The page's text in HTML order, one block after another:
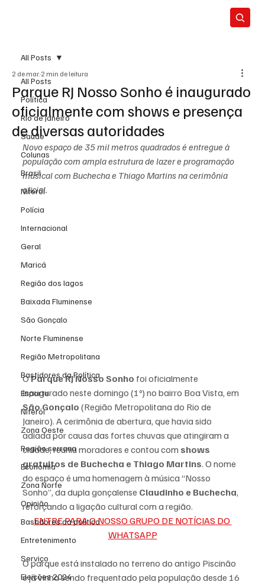
All Posts
Política
Rio de Janeiro
Saúde
Colunas
Brasil
Niterói
Polícia
Internacional
Geral
Maricá
Região dos lagos
Baixada Fluminense
São Gonçalo
Norte Fluminense
Região Metropolitana
Bastidores da Política
Esporte
Niterói
Zona Oeste
Região serrana
Economia
Zona Norte
Opinião
Bastidores da política
Entretenimento
Serviço
Eleições 2024
All Posts
Parque RJ Nosso Sonho é inaugurado
oficialmente com shows e presença
de diversas autoridades
2 de mar. 2 min de leitura
Novo espaço de 35 mil metros quadrados é entregue à
população com ampla estrutura de lazer e programação
musical com Buchecha e Thiago Martins na cerimônia
oficial.
O Parque RJ Nosso Sonho foi oficialmente
inaugurado neste domingo (1º) no bairro Boa Vista, em
São Gonçalo (Região Metropolitana do Rio de
Janeiro). A cerimônia de abertura, que havia sido
adiada por causa das fortes chuvas que atingiram a
cidade, reuniu moradores e contou com shows
gratuitos de Buchecha e Thiago Martins. O nome
do espaço é uma homenagem à música “Nosso
Sonho”, da dupla gonçalense Claudinho e Buchecha,
reforçando a ligação cultural com a região.
ENTRE PARA O NOSSO GRUPO DE NOTÍCIAS DO
WHATSAPP
O parque está instalado no terreno do antigo Piscinão
e já vinha sendo frequentado pela população desde 16